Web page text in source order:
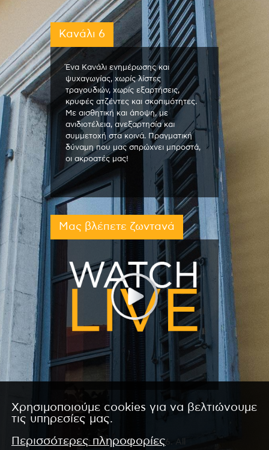
Κανάλι 6
Ένα Κανάλι ενημέρωσης και
ψυχαγωγίας, χωρίς λίστες
τραγουδιών, χωρίς εξαρτήσεις,
κρυφές ατζέντες και σκοπιμότητες.
Με αισθητική και άποψη, με
ανιδιοτέλεια, ανεξαρτησία και
συμμετοχή στα κοινά. Πραγματική
δύναμη που μας σπρώχνει μπροστά,
οι ακροατές μας!
Μας βλέπετε ζωντανά
Copyright © 2026 by Kanali 6. All
Χρησιμοποιούμε cookies για να βελτιώνουμε
τις υπηρεσίες μας.
Περισσότερες πληροφορίες